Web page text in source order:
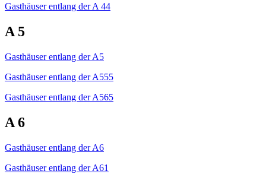
Gasthäuser entlang der A 44
A 5
Gasthäuser entlang der A5
Gasthäuser entlang der A555
Gasthäuser entlang der A565
A 6
Gasthäuser entlang der A6
Gasthäuser entlang der A61